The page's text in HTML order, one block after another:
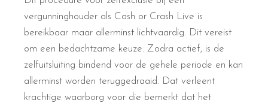
vergunninghouder als Cash or Crash Live is
bereikbaar maar allerminst lichtvaardig. Dit vereist
om een bedachtzame keuze. Zodra actief, is de
zelfuitsluiting bindend voor de gehele periode en kan
allerminst worden teruggedraaid. Dat verleent
krachtige waarborg voor die bemerkt dat het